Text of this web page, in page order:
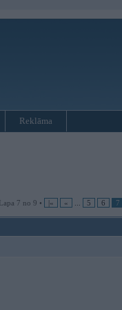
Reklāma
7 no 9 • |« « 5 6 7